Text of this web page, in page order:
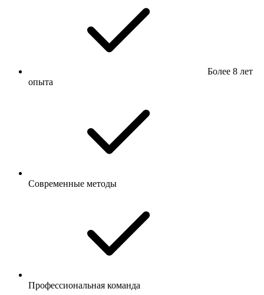
Более 8 лет
опыта
Современные методы
Профессиональная команда